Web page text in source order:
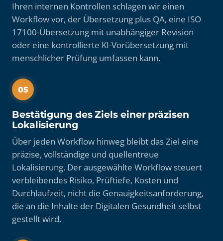
Ihren internen Kontrollen schlagen wir einen
Workflow vor, der Übersetzung plus QA, eine ISO
17100-Übersetzung mit unabhängiger Revision
oder eine kontrollierte KI-Vorübersetzung mit
menschlicher Prüfung umfassen kann.
05
Bestätigung des Ziels einer präzisen
Lokalisierung
Über jeden Workflow hinweg bleibt das Ziel eine
präzise, vollständige und quellentreue
Lokalisierung. Der ausgewählte Workflow steuert
verbleibendes Risiko, Prüftiefe, Kosten und
Durchlaufzeit, nicht die Genauigkeitsanforderung,
die an die Inhalte der Digitalen Gesundheit selbst
gestellt wird.